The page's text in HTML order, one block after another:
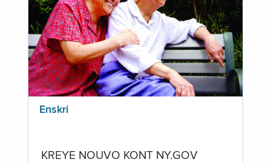
Enskri
KREYE NOUVO KONT NY.GOV